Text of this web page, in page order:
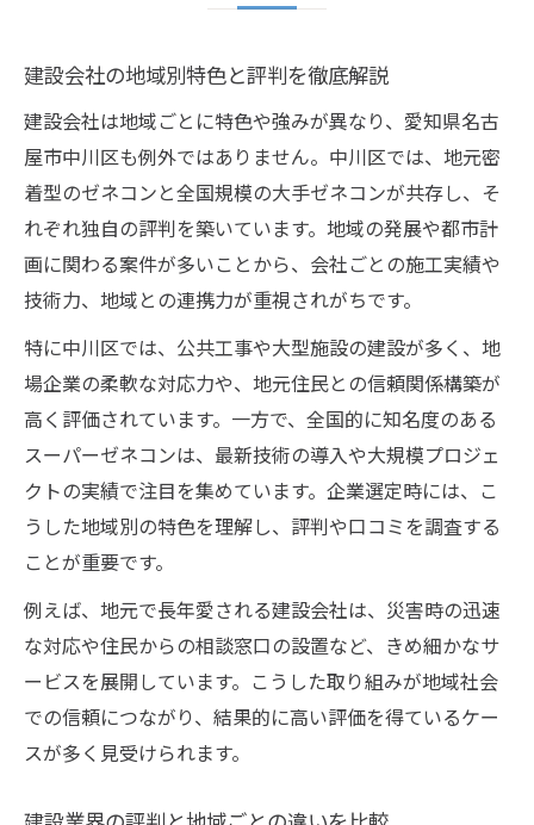
建設会社の地域別特色と評判を徹底解説
建設会社は地域ごとに特色や強みが異なり、愛知県名古
屋市中川区も例外ではありません。中川区では、地元密
着型のゼネコンと全国規模の大手ゼネコンが共存し、そ
れぞれ独自の評判を築いています。地域の発展や都市計
画に関わる案件が多いことから、会社ごとの施工実績や
技術力、地域との連携力が重視されがちです。
特に中川区では、公共工事や大型施設の建設が多く、地
場企業の柔軟な対応力や、地元住民との信頼関係構築が
高く評価されています。一方で、全国的に知名度のある
スーパーゼネコンは、最新技術の導入や大規模プロジェ
クトの実績で注目を集めています。企業選定時には、こ
うした地域別の特色を理解し、評判や口コミを調査する
ことが重要です。
例えば、地元で長年愛される建設会社は、災害時の迅速
な対応や住民からの相談窓口の設置など、きめ細かなサ
ービスを展開しています。こうした取り組みが地域社会
での信頼につながり、結果的に高い評価を得ているケー
スが多く見受けられます。